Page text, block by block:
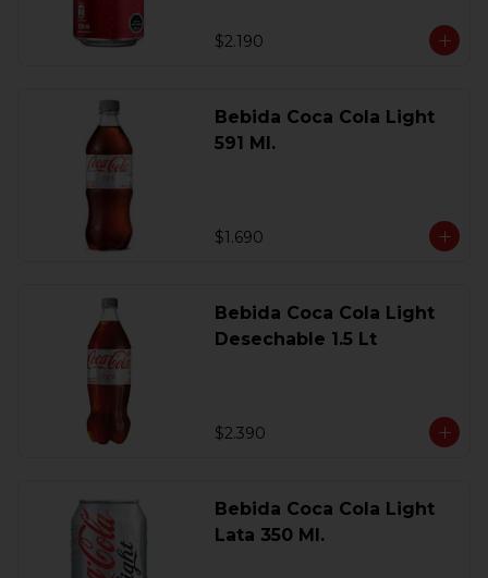
$2.190
Bebida Coca Cola Light
591 Ml.
$1.690
Bebida Coca Cola Light
Desechable 1.5 Lt
$2.390
Bebida Coca Cola Light
Lata 350 Ml.